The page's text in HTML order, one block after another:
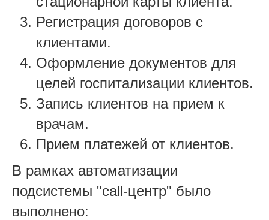
Регистрация договоров с
клиентами.
Оформление документов для
целей госпитализации клиентов.
Запись клиентов на прием к
врачам.
Прием платежей от клиентов.
В рамках автоматизации
подсистемы "call-центр" было
выполнено: